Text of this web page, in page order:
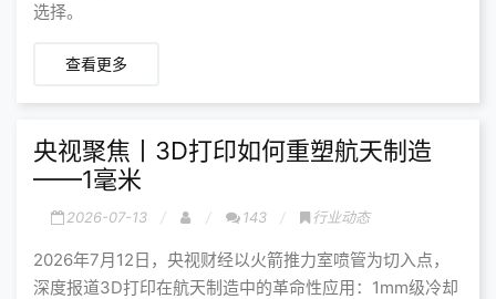
选择。
查看更多
央视聚焦丨3D打印如何重塑航天制造
——1毫米
2026-07-13 143 行业动态
2026年7月12日，央视财经以火箭推力室喷管为切入点，
深度报道3D打印在航天制造中的革命性应用：1mm级冷却